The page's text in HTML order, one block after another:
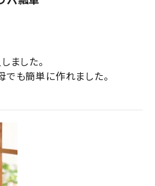
ました。
も簡単に作れました。